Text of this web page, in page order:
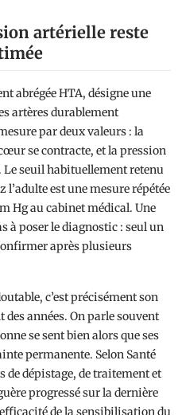
artérielle reste
abrégée HTA, désigne une
artères durablement
par deux valeurs : la
se contracte, et la pression
Le seuil habituellement retenu
est une mesure répétée
Hg au cabinet médical. Une
à poser le diagnostic : seul un
après plusieurs
c’est précisément son
des années. On parle souvent
se sent bien alors que ses
permanente. Selon Santé
de dépistage, de traitement et
progressé sur la dernière
de la sensibilisation du